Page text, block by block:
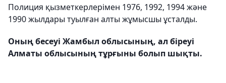
Полиция қызметкерлерімен 1976, 1992, 1994 және
1990 жылдары туылған алты жұмысшы ұсталды.
Оның бесеуі Жамбыл облысының, ал біреуі
Алматы облысының тұрғыны болып шықты.